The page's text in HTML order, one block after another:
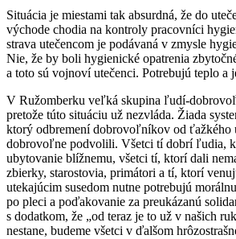
Situácia je miestami tak absurdná, že do
východe chodia na kontroly pracovníci
strava utečencom je podávaná v zmysle
Nie, že by boli hygienické opatrenia
a toto sú vojnoví utečenci. Potrebujú teplo a
V Ružomberku veľká skupina ľudí-
pretože túto situáciu už nezvláda. Žiada
ktorý odbremení dobrovoľníkov od ťažkého
dobrovoľne podvolili. Všetci tí dobrí ľudia,
ubytovanie blížnemu, všetci tí, ktorí dali
zbierky, starostovia, primátori a tí, ktorí
utekajúcim susedom nutne potrebujú
po pleci a poďakovanie za preukázanú
s dodatkom, že „od teraz je to už v našich
nestane, budeme všetci v ďalšom